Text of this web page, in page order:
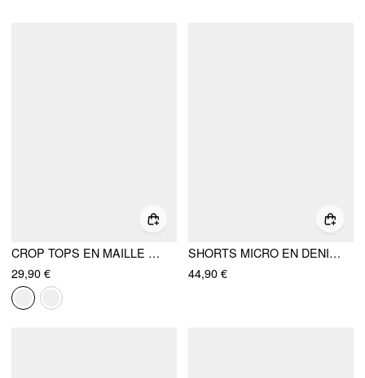
CROP TOPS EN MAILLE AVEC MOTIFS LÉOPARD ET FLEURS, COL V ET DENTELLE
29,90 €
SHORTS MICRO EN DENIM LAVÁ STRETCH À LA CEINTURE BASSE ET FRANGES
44,90 €